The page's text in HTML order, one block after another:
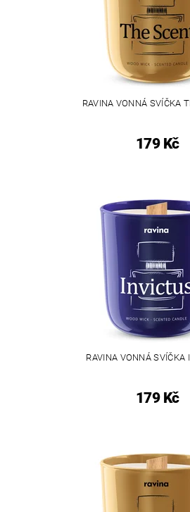
RAVINA VONNÁ SVÍČKA
179 Kč
RAVINA VONNÁ SVÍČKA
179 Kč